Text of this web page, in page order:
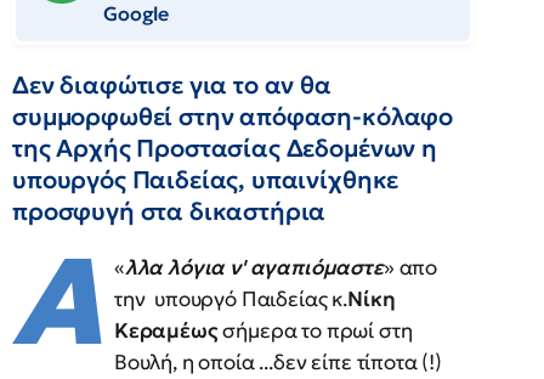
Google
Δεν διαφώτισε για το αν θα
συμμορφωθεί στην απόφαση-κόλαφο
της Αρχής Προστασίας Δεδομένων η
υπουργός Παιδείας, υπαινίχθηκε
προσφυγή στα δικαστήρια
«
Α λλα λόγια ν' αγαπιόμαστε» απο
την υπουργό Παιδείας κ.Νίκη
Κεραμέωςσήμερα το πρωί στη
Βουλή, η οποία ...δεν είπε τίποτα (!)